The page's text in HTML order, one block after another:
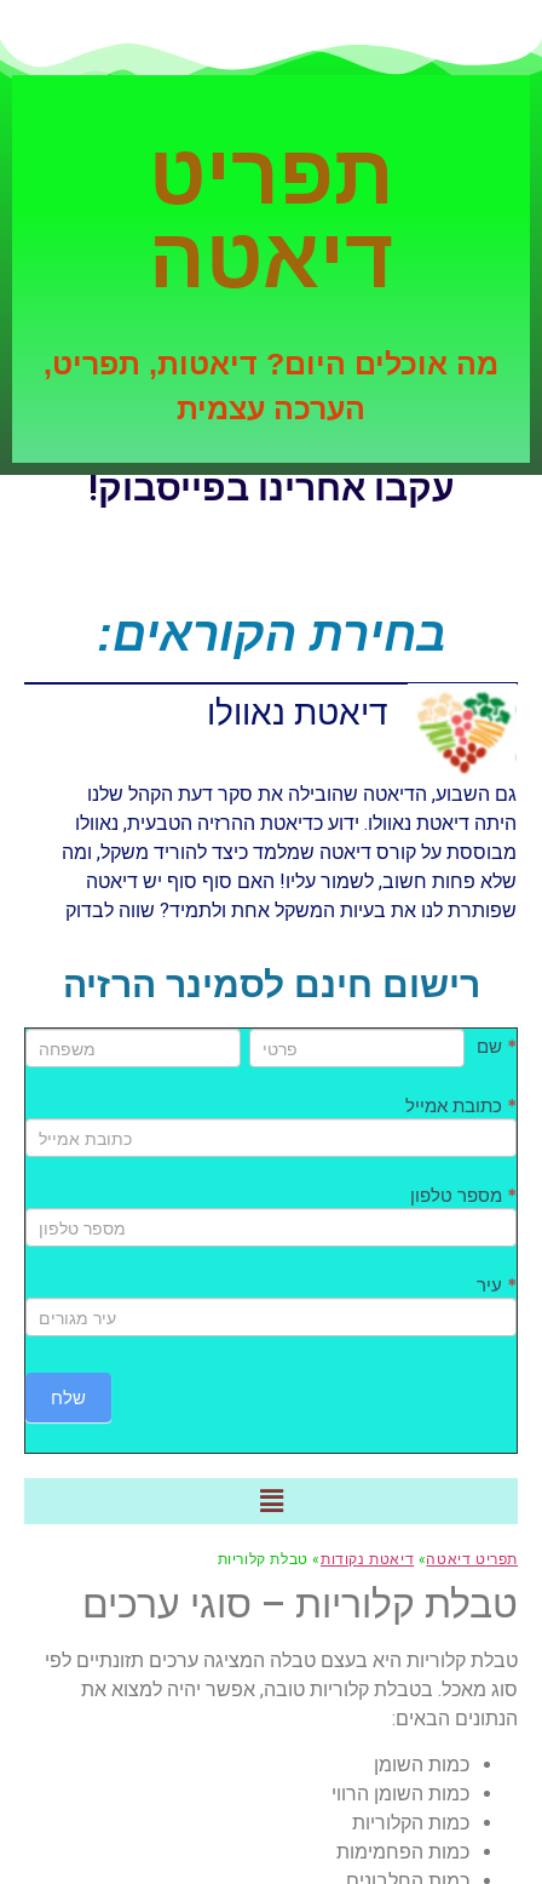
תפריט
דיאטה
מה אוכלים היום? דיאטות, תפריט,
הערכה עצמית
עקבו אחרינו בפייסבוק!
:בחירת הקוראים
דיאטת נאוולו
גם השבוע, הדיאטה שהובילה את סקר דעת הקהל שלנו
היתה דיאטת נאוולו. ידוע כדיאטת ההרזיה הטבעית, נאוולו
מבוססת על קורס דיאטה שמלמד כיצד להוריד משקל, ומה
שלא פחות חשוב, לשמור עליו! האם סוף סוף יש דיאטה
שפותרת לנו את בעיות המשקל אחת ולתמיד? שווה לבדוק
רישום חינם לסמינר הרזיה
promo שם * שם שם
*
*
*
שלח
תפריט דיאטה» דיאטת נקודות» טבלת קלוריות
טבלת קלוריות – סוגי ערכים
טבלת קלוריות היא בעצם טבלה המציגה ערכים תזונתיים לפי
סוג מאכל. בטבלת קלוריות טובה, אפשר יהיה למצוא את
הנתונים הבאים:
כמות השומן
כמות השומן הרווי
כמות הקלוריות
כמות הפחמימות